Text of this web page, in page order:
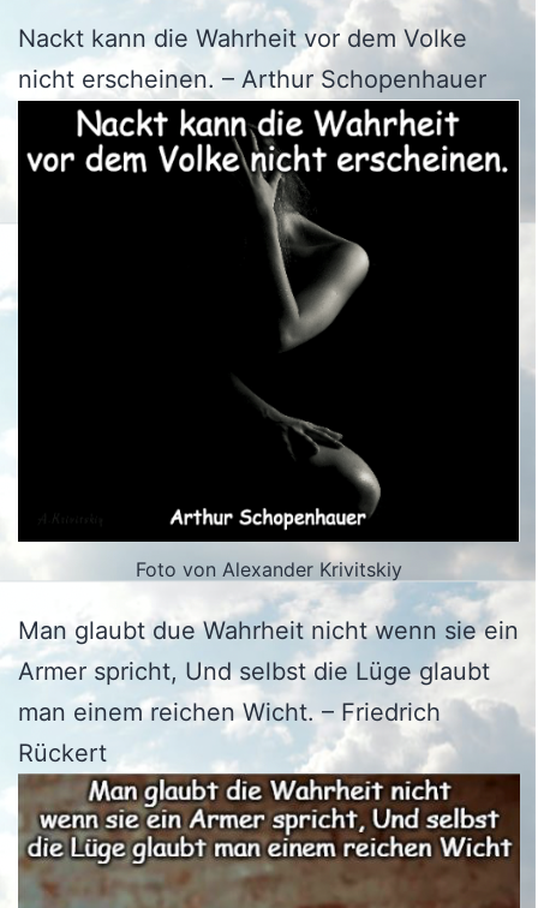
Nackt kann die Wahrheit vor dem Volke
nicht erscheinen. – Arthur Schopenhauer
Foto von Alexander Krivitskiy
Man glaubt due Wahrheit nicht wenn sie ein
Armer spricht, Und selbst die Lüge glaubt
man einem reichen Wicht. – Friedrich
Rückert